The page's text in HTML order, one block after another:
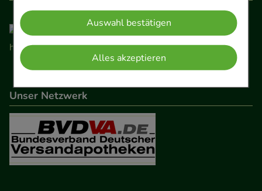
Website notwendig sind (z.B. Navigation,
Warenkorb, Kundenkonto), weshalb auf diese nicht
verzichtet werden kann.
Komfort:Diese Cookies werden genutzt um das
Einkaufserlebnis noch ansprechender zu gestalten,
beispielsweise für die Wiedererkennung des
Besuchers oder unsere Seite an bevorzugte
Verhaltensweisen (z.B. Spracheinstellung)
anzupassen. Komfort-Cookies ermöglichen es uns
auch auf Ihre Bedürfnisse zugeschrittene Inhalte
Auswahl bestätigen
Alles akzeptieren
Unser Netzwerk